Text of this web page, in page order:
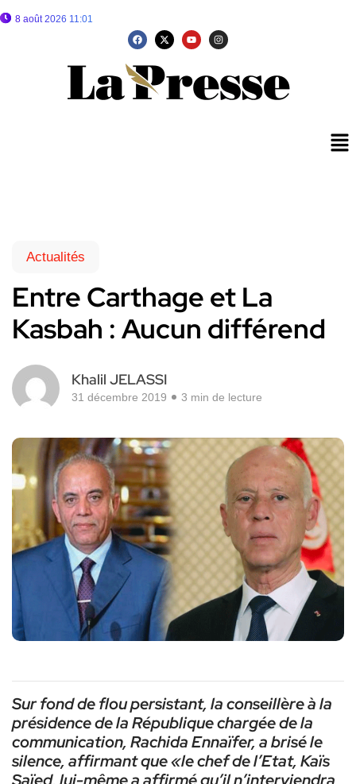
8 août 2026 11:01
Actualités
Entre Carthage et La
Kasbah : Aucun différend
Khalil JELASSI
31 décembre 2019 3 min de lecture
Sur fond de flou persistant, la conseillère à la
présidence de la République chargée de la
communication, Rachida Ennaïfer, a brisé le
silence, affirmant que «le chef de l’Etat, Kaïs
Saïed, lui-même a affirmé qu’il n’interviendra